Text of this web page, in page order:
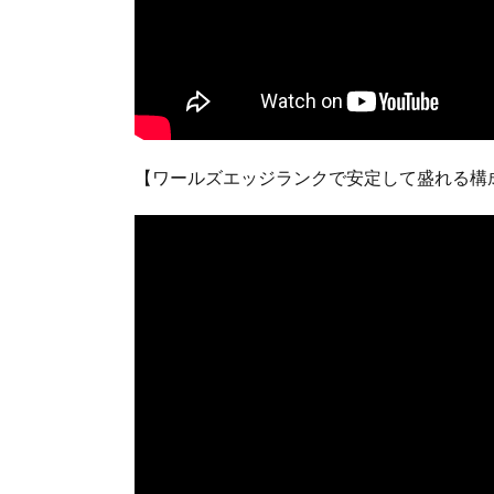
【ワールズエッジランクで安定して盛れる構